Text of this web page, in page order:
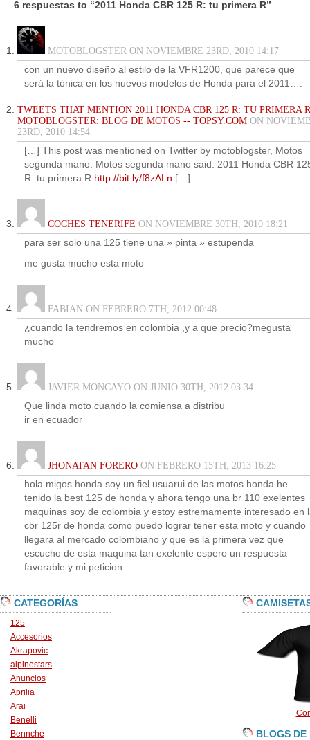
6 respuestas to “2011 Honda CBR 125 R: tu primera R”
MOTOBLOGSTER ON NOVIEMBRE 23RD, 2010 14:17
con un nuevo diseño al estilo de la VFR1200, que parece que
será la tónica en los nuevos modelos de Honda para el 2011….
TWEETS THAT MENTION 2011 HONDA CBR 125 R: TU PRIMERA
MOTOBLOGSTER: BLOG DE MOTOS -- TOPSY.COM ON
23RD, 2010 14:54
[…] This post was mentioned on Twitter by motoblogster, Motos
segunda mano. Motos segunda mano said: 2011 Honda CBR
R: tu primera R http://bit.ly/f8zALn […]
COCHES TENERIFE ON NOVIEMBRE 30TH, 2010 18:21
para ser solo una 125 tiene una » pinta » estupenda
me gusta mucho esta moto
FABIAN ON FEBRERO 7TH, 2012 00:48
¿cuando la tendremos en colombia ,y a que precio?megusta
mucho
JAVIER MONCAYO ON JUNIO 30TH, 2012 03:34
Que linda moto cuando la comiensa a distribu
ir en ecuador
JHONATAN FORERO ON FEBRERO 15TH, 2013 16:25
hola migos honda soy un fiel usuarui de las motos honda he
tenido la best 125 de honda y ahora tengo una br 110 exelentes
maquinas soy de colombia y estoy estremamente interesado en
cbr 125r de honda como puedo lograr tener esta moto y cuando
llegara al mercado colombiano y que es la primera vez que
escucho de esta maquina tan exelente espero un respuesta
favorable y mi peticion
CATEGORÍAS
125
Accesorios
Akrapovic
alpinestars
Anuncios
Aprilia
Arai
Benelli
Bennche
BLOGS DE